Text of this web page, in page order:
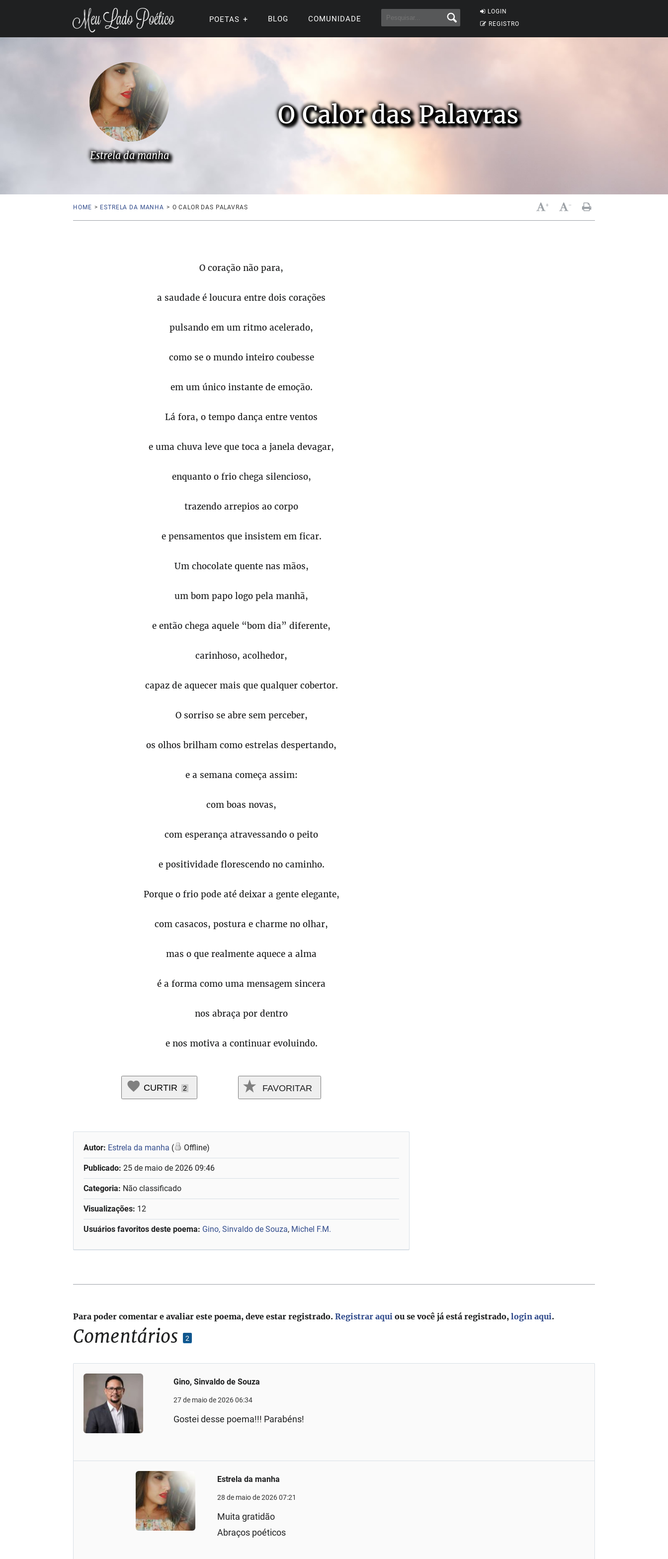
LOGIN
REGISTRO
POETAS BLOG COMUNIDADE
O Calor das Palavras
Estrela da manha
HOME > ESTRELA DA MANHA > O CALOR DAS PALAVRAS + -
O coração não para,
a saudade é loucura entre dois corações
pulsando em um ritmo acelerado,
como se o mundo inteiro coubesse
em um único instante de emoção.
Lá fora, o tempo dança entre ventos
e uma chuva leve que toca a janela devagar,
enquanto o frio chega silencioso,
trazendo arrepios ao corpo
e pensamentos que insistem em ficar.
Um chocolate quente nas mãos,
um bom papo logo pela manhã,
e então chega aquele “bom dia” diferente,
carinhoso, acolhedor,
capaz de aquecer mais que qualquer cobertor.
O sorriso se abre sem perceber,
os olhos brilham como estrelas despertando,
e a semana começa assim:
com boas novas,
com esperança atravessando o peito
e positividade florescendo no caminho.
Porque o frio pode até deixar a gente elegante,
com casacos, postura e charme no olhar,
mas o que realmente aquece a alma
é a forma como uma mensagem sincera
nos abraça por dentro
e nos motiva a continuar evoluindo.
CURTIR 2 FAVORITAR
Autor: Estrela da manha ( Offline)
Publicado:25 de maio de 2026 09:46
Categoria: Não classificado
Visualizações: 12
Usuários favoritos deste poema: Gino, Sinvaldo de Souza, Michel F.M.
Comentários 2
Gino, Sinvaldo de Souza
27 de maio de 2026 06:34
Gostei desse poema!!! Parabéns!
Estrela da manha
28 de maio de 2026 07:21
Muita gratidão
Abraços poéticos
Para poder comentar e avaliar este poema, deve estar registrado.Registrar aqui ou se você já está registrado,login aqui.